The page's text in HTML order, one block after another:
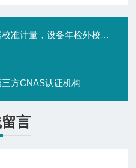
准计量，设备年检外校机构
方CNAS认证机构
言